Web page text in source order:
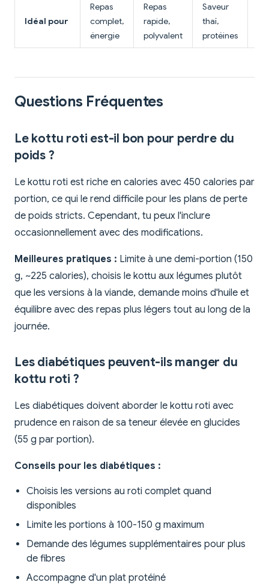
Idéal pour
Repas
complet,
énergie
Repas
rapide,
polyvalent
Saveur
thaï,
protéines
Questions Fréquentes
Le kottu roti est-il bon pour perdre du
poids ?
Le kottu roti est riche en calories avec 450 calories par
portion, ce qui le rend difficile pour les plans de perte
de poids stricts. Cependant, tu peux l'inclure
occasionnellement avec des modifications.
Meilleures pratiques : Limite à une demi-portion (150
g, ~225 calories), choisis le kottu aux légumes plutôt
que les versions à la viande, demande moins d'huile et
équilibre avec des repas plus légers tout au long de la
journée.
Les diabétiques peuvent-ils manger du
kottu roti ?
Les diabétiques doivent aborder le kottu roti avec
prudence en raison de sa teneur élevée en glucides
(55 g par portion).
Conseils pour les diabétiques :
Choisis les versions au roti complet quand
disponibles
Limite les portions à 100-150 g maximum
Demande des légumes supplémentaires pour plus
de fibres
Accompagne d'un plat protéiné